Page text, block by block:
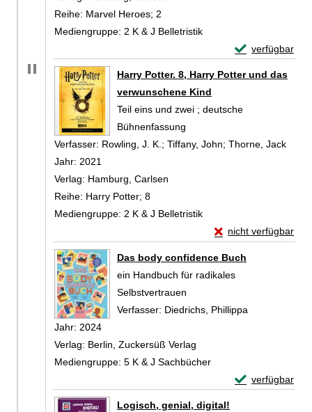
Reihe: Marvel Heroes; 2
Mediengruppe: 2 K & J Belletristik
verfügbar
Exemplar-
Harry Potter. 8, Harry Potter und das
verwunschene Kind
Teil eins und zwei ; deutsche
Bühnenfassung
Verfasser: Rowling, J. K. ; Tiffany, John; Thorne, Jack
Jahr: 2021
Verlag: Hamburg, Carlsen
Reihe: Harry Potter; 8
Mediengruppe: 2 K & J Belletristik
nicht verfügbar
Exemplar-Details
Das body confidence Buch
ein Handbuch für radikales
Selbstvertrauen
Verfasser: Diedrichs, Phillippa
Jahr: 2024
Verlag: Berlin, Zuckersüß Verlag
Mediengruppe: 5 K & J Sachbücher
verfügbar
Exemplar-
Logisch, genial, digital!